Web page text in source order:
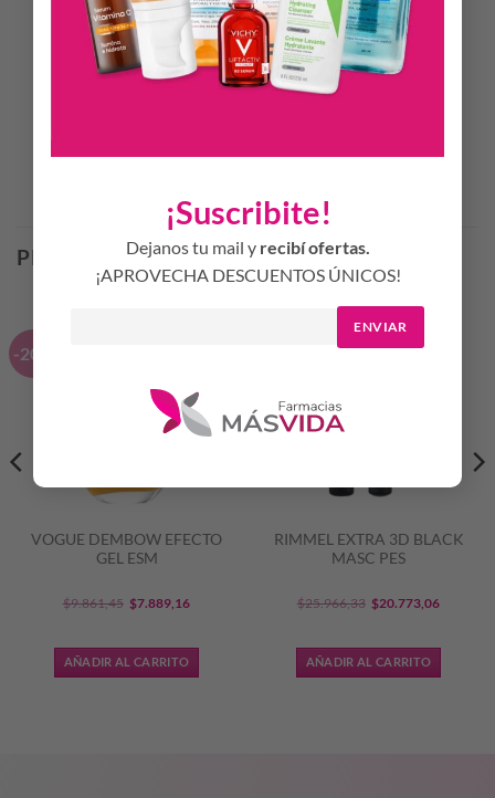
¡Suscribite!
Dejanos tu mail y recibí ofertas.
¡APROVECHA DESCUENTOS ÚNICOS!
ENVIAR
con una esponja o usando un blender
Presentación:
Productos Relacionados
PRODUCTOS RELACIONADOS
-20%
VOGUE DEMBOW EFECTO
GEL ESM
$9.861,45 El
original
era:
$7.889,16El
es:
AÑADIR AL CARRITO
RIMMEL EXTRA 3D BLACK
MASC PES
$25.966,33 El
original
era:
$20.773,06El
es:
AÑADIR AL CARRITO